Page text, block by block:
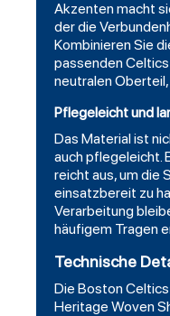
Akzenten macht
der die
Kombinieren Sie
passenden
neutralen
Pflegeleicht und
Das Material ist
auch pflegeleicht.
reicht aus, um die
einsatzbereit zu
Verarbeitung
häufigem Tragen
Technische
Die Boston
Heritage Woven